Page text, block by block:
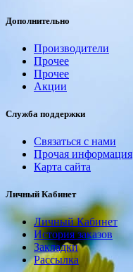
Дополнительно
Производители
Прочее
Прочее
Акции
Служба поддержки
Связаться с нами
Прочая информация
Карта сайта
Личный Кабинет
Личный Кабинет
История заказов
Закладки
Рассылка